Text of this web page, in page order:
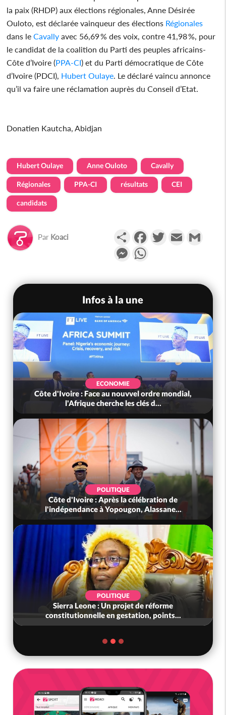
la paix (RHDP) aux élections régionales, Anne Désirée
Ouloto, est déclarée vainqueur des élections Régionales
dans leCavally avec 56,69 % des voix, contre 41,98 %, pour
le candidat de la coalition du Parti des peuples africains-
Côte d’Ivoire (PPA-CI) et du Parti démocratique de Côte
d’Ivoire (PDCI), Hubert Oulaye . Le déclaré vaincu annonce
qu’il va faire une réclamation auprès du Conseil d’Etat.
Donatien Kautcha, Abidjan
Hubert Oulaye Anne Ouloto Cavally
Régionales PPA-CI résultats CEI
candidats
Par Koaci PartagerFacebookTwitterEmail
Messenger
Infos à la une
ECONOMIE
Côte d'Ivoire : Face au nouvvel ordre mondial,
l'Afrique cherche les clés d...
POLITIQUE
Côte d'Ivoire : Après la célébration de
l'indépendance à Yopougon, Alassane...
POLITIQUE
Sierra Leone : Un projet de réforme
constitutionnelle en gestation, points...